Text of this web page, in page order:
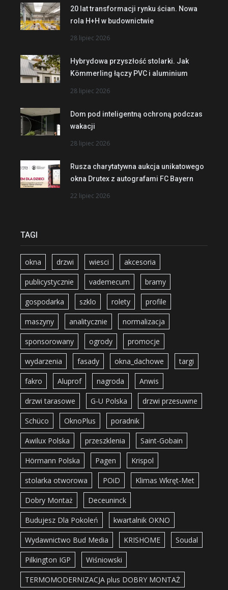
20 lat transformacji rynku ścian. Nowa
rola H+H w budownictwie
28 lipiec 2026
Hybrydowa przyszłość stolarki. Jak
Kömmerling łączy PVC i aluminium
28 lipiec 2026
Dom pod inteligentną ochroną podczas
wakacji
28 lipiec 2026
Rusza charytatywna aukcja unikatowego
okna Drutex z autografami FC Bayern
22 lipiec 2026
TAGI
okna drzwi wiesci akcesoria
publicystycznie vademecum bramy
gospodarka szklo rolety profile
maszyny analitycznie normalizacja
sponsorowany ogrody promocje
wydarzenia fasady okna_dachowe targi
fakro Aluprof nagroda Anwis
drzwi tarasowe G-U Polska drzwi przesuwne
Schüco OknoPlus poradnik
Awilux Polska przeszklenia Saint-Gobain
Hörmann Polska Pagen Krispol
stolarka otworowa POiD Klimas Wkręt-Met
Dobry Montaż Deceuninck
Budujesz Dla Pokoleń kwartalnik OKNO
Wydawnictwo Bud Media KRISHOME Soudal
Pilkington IGP Wiśniowski
TERMOMODERNIZACJA plus DOBRY MONTAŻ